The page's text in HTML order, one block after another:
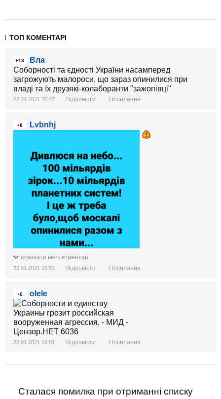
ТОП КОМЕНТАРІ
+13
Вла
Соборності та єдності України насамперед
загрожують малороси, що зараз опинилися при
владі та їх друзякі-колаборанти "зажопівці"
22.01.2021 15:47 Відповісти Посилання
+8 Lvbnhj
показати весь коментар
22.01.2021 15:52 Відповісти Посилання
+6 olele
22.01.2021 16:01 Відповісти Посилання
Сталася помилка при отриманні списку